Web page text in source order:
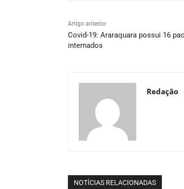
Artigo anterior
Covid-19: Araraquara possui 16
internados
Redação
NOTÍCIAS RELACIONADAS